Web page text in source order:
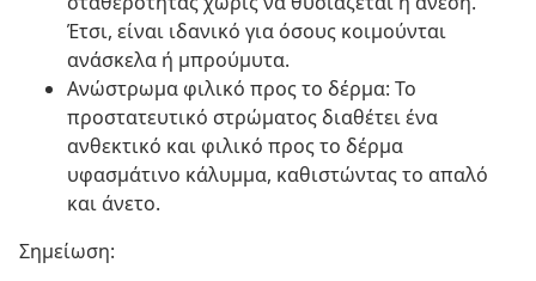
Έτσι, είναι ιδανικό για όσους κοιμούνται
ανάσκελα ή μπρούμυτα.
Ανώστρωμα φιλικό προς το δέρμα: Το
προστατευτικό στρώματος διαθέτει ένα
ανθεκτικό και φιλικό προς το δέρμα
υφασμάτινο κάλυμμα, καθιστώντας το απαλό
και άνετο.
Σημείωση: